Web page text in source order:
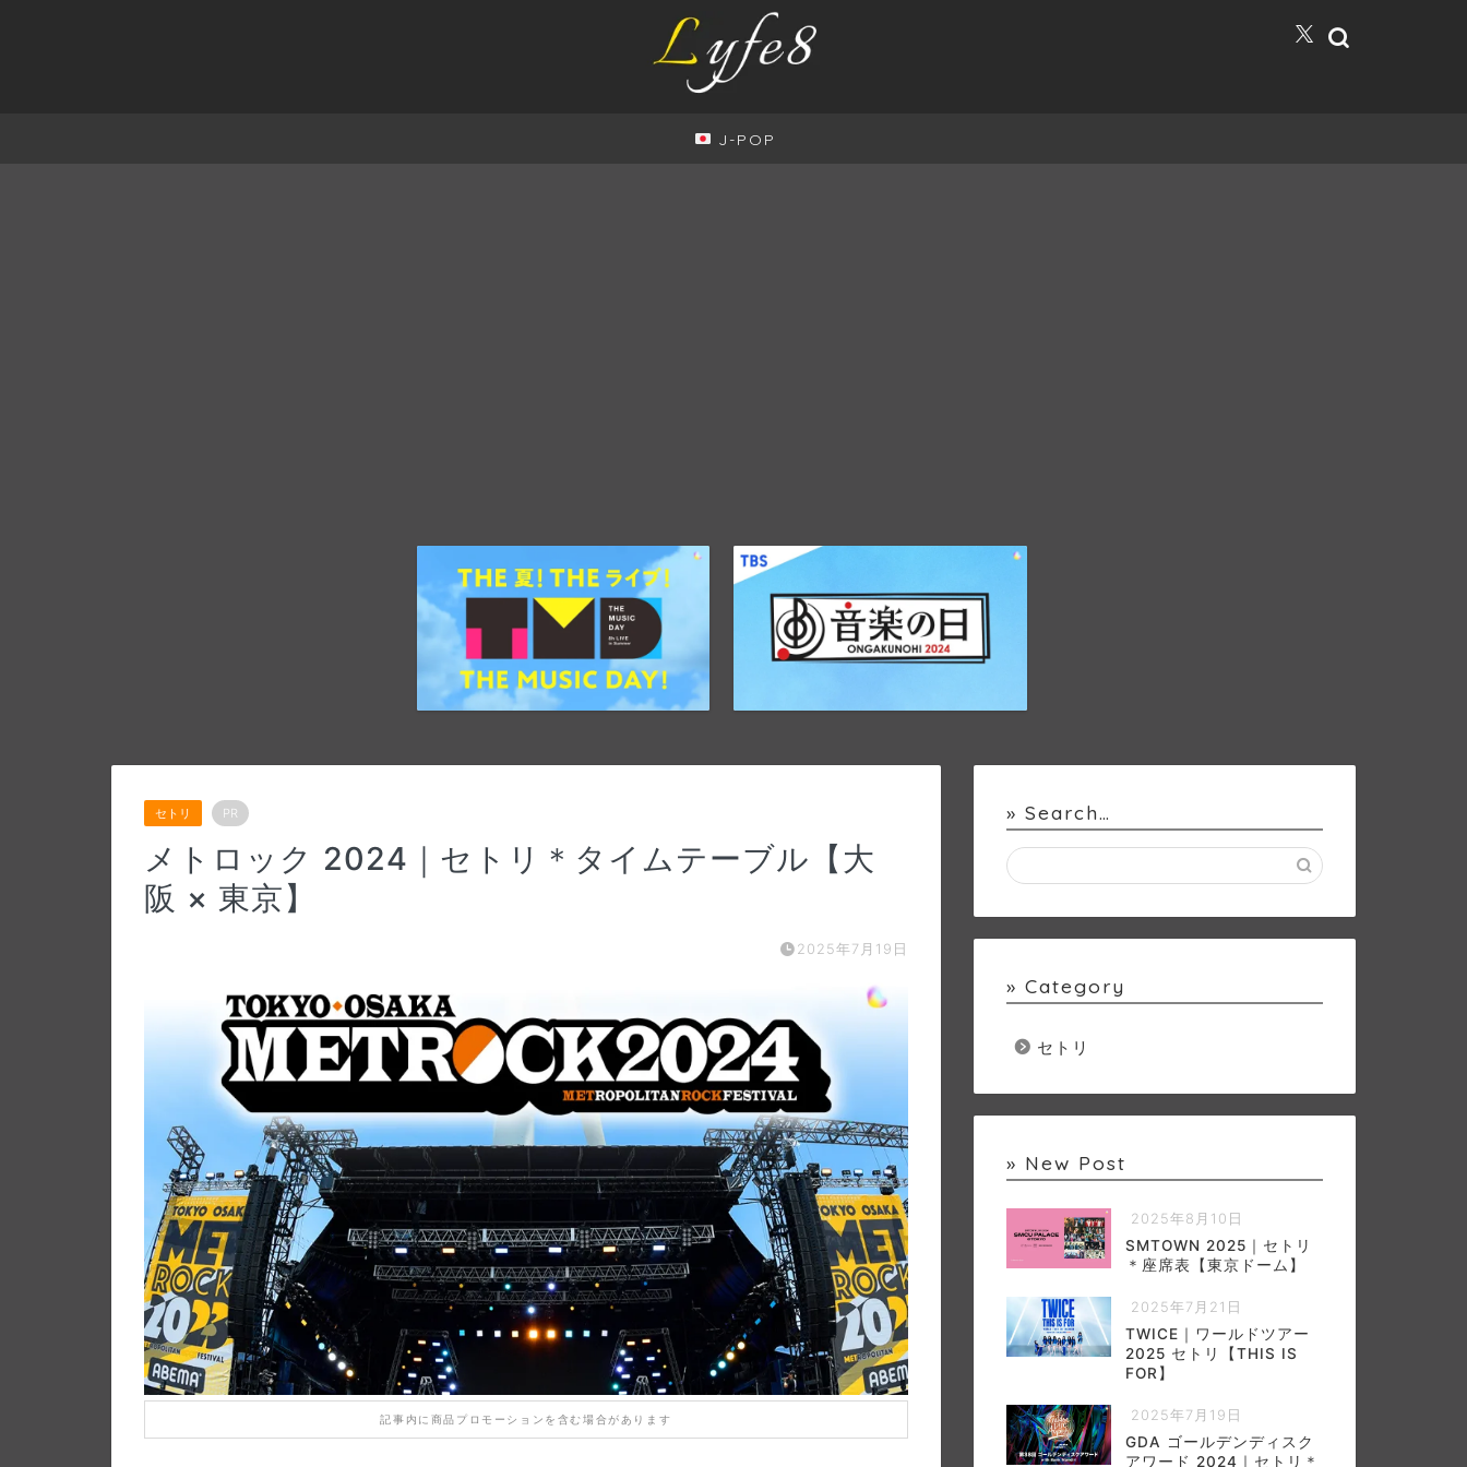
J-POP
セトリ PR
メトロック 2024｜セトリ＊タイムテーブル【大
阪 × 東京】
2025年7月19日
記事内に商品プロモーションを含む場合があります
» Search…
» Category
セトリ
» New Post
2025年8月10日
SMTOWN 2025｜セトリ
＊座席表【東京ドーム】
2025年7月21日
TWICE｜ワールドツアー
2025 セトリ【THIS IS
FOR】
2025年7月19日
GDA ゴールデンディスク
アワード 2024｜セトリ＊